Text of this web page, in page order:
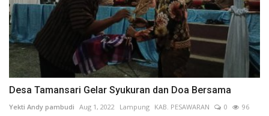
Desa Tamansari Gelar Syukuran dan Doa Bersama
Yekti Andy pambudi Aug 1, 2022 Lampung KAB. PESAWARAN 0
96